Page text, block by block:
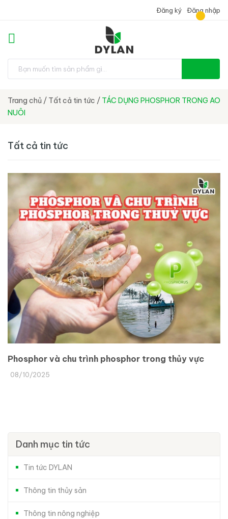
Đăng ký Đăng nhập
Trang chủ / Tất cả tin tức / TÁC DỤNG PHOSPHOR TRONG AO
NUÔI
Tất cả tin tức
Phosphor và chu trình phosphor trong thủy vực
08/10/2025
Danh mục tin tức
Tin tức DYLAN
Thông tin thủy sản
Thông tin nông nghiệp